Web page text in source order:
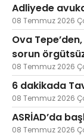
Adliyede
08 Temmuz 2026
Ova
sorun
08 Temmuz 2026
6 dakikada
08 Temmuz 2026
ASRİAD’da
08 Temmuz 2026